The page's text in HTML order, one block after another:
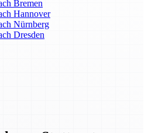
Bremen
Hannover
Nürnberg
Dresden